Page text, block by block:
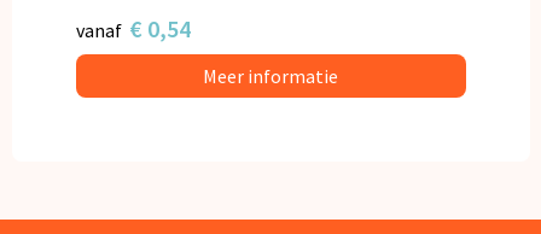
vanaf € 0,54
Meer informatie